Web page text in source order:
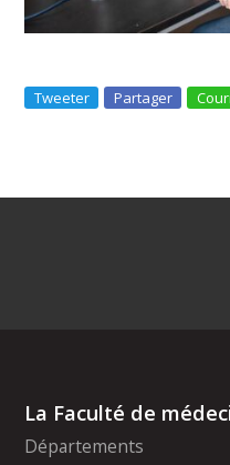
Tweeter Partager
La Faculté de
Départements